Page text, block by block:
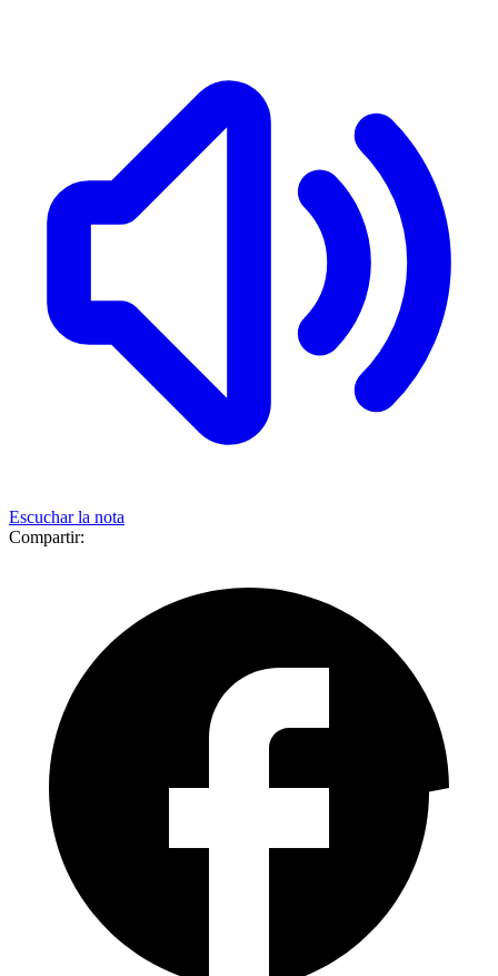
Escuchar la nota
Compartir: